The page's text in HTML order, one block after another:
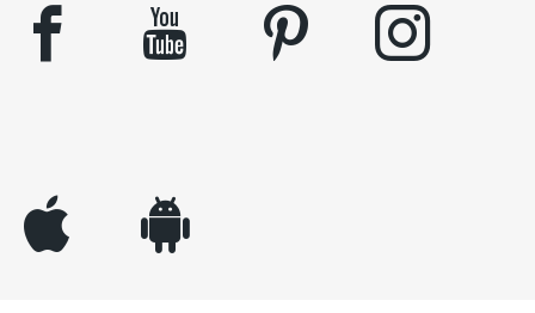
facebook youtube pinterest instagram
appleinc android